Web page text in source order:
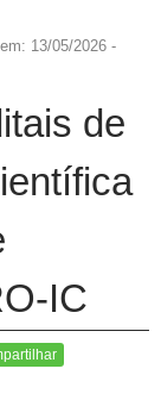
13/05/2026 -
de
IC